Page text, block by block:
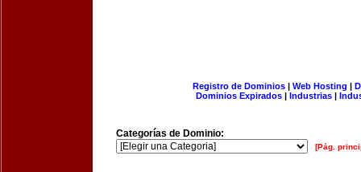
Registro de Dominios| Web Hosting |
Dominios Expirados | Industrias |
Categorías de Dominio:
[Pág.